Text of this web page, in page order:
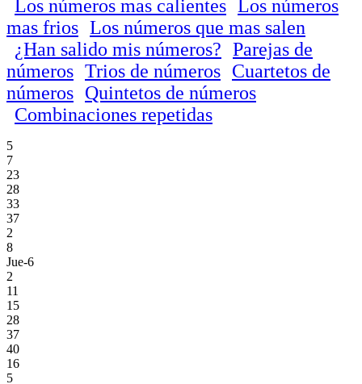
Los números mas calientes
Los números
mas frios Los números que mas salen
¿Han salido mis números? Parejas de
números Trios de números Cuartetos de
números Quintetos de números
Combinaciones repetidas
5
7
23
28
33
37
2
8
Jue-6
2
11
15
28
37
40
16
5